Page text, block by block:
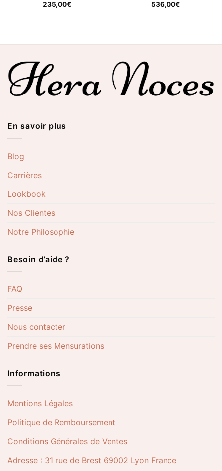
235,00€
536,00€
En savoir plus
Blog
Carrières
Lookbook
Nos Clientes
Notre Philosophie
Besoin d’aide ?
FAQ
Presse
Nous contacter
Prendre ses Mensurations
Informations
Mentions Légales
Politique de Remboursement
Conditions Générales de Ventes
Adresse : 31 rue de Brest 69002 Lyon France